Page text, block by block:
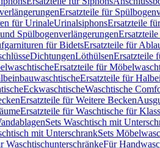
Ersatzteile für
für UrinaleUrinalsiphonsErsatzteile
Spülbogenverlängerungen
für BidetsErsatzteile für
DichtungenLöthülsenErsatzteile
Ersatzteile für
Ersatzteile für
EckwaschtischeWaschtische
Ersatzteile für Weitere Becken
Ersatzteile für Waschtische für
Sets Waschtisch mit
mit UnterschrankSets
WaschtischunterschränkeFür